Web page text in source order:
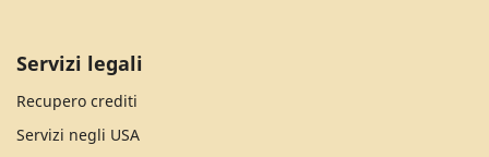
Servizi legali
Recupero crediti
Servizi negli USA